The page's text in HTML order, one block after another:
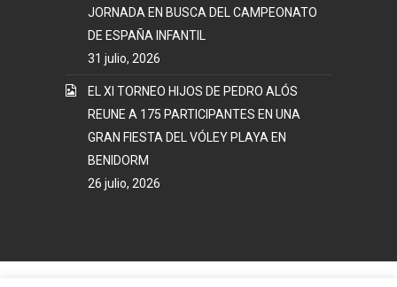
JORNADA EN BUSCA DEL CAMPEONATO
DE ESPAÑA INFANTIL
31 julio, 2026
EL XI TORNEO HIJOS DE PEDRO ALÓS
REUNE A 175 PARTICIPANTES EN UNA
GRAN FIESTA DEL VÓLEY PLAYA EN
BENIDORM
26 julio, 2026